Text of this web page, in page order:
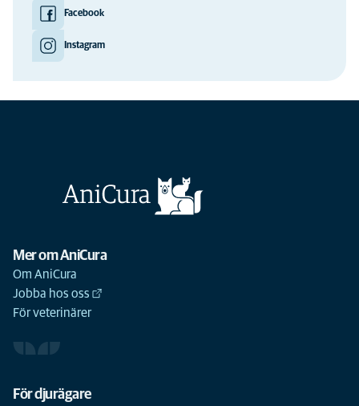
Facebook
Instagram
Mer om AniCura
Om AniCura
Jobba hos oss
För veterinärer
För djurägare